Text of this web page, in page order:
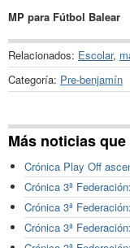
MP para Fútbol Balear
Relacionados: Escolar,
Categoría: Pre-benjamín
Más noticias
Crónica Play Off
Crónica 3ª
Crónica 3ª
Crónica 3ª